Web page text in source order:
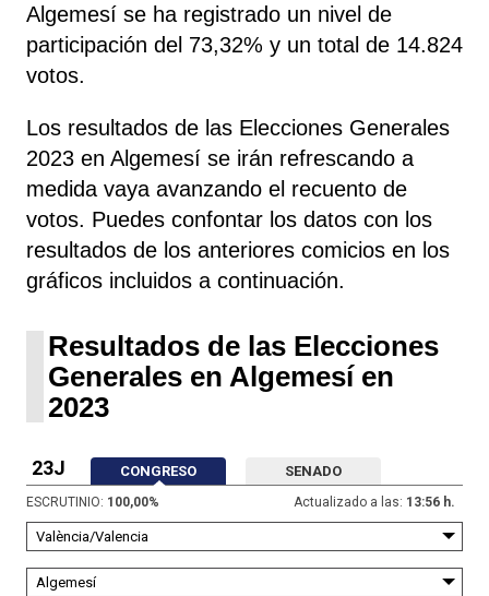
Algemesí se ha registrado un nivel de
participación del 73,32% y un total de 14.824
votos.
Los resultados de las Elecciones Generales
2023 en Algemesí se irán refrescando a
medida vaya avanzando el recuento de
votos. Puedes confontar los datos con los
resultados de los anteriores comicios en los
gráficos incluidos a continuación.
Resultados de las Elecciones
Generales en Algemesí en
2023
23J CONGRESO SENADO
ESCRUTINIO: 100,00% Actualizado a las: 13:56 h.